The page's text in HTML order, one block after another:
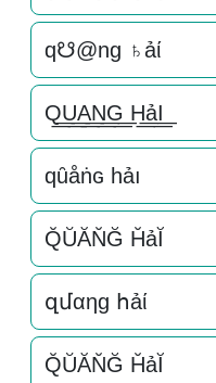
q☋@ng ♄ảί
Q͟͟U͟͟A͟͟N͟͟G͟͟ H͟͟ảI͟͟
qȗåṅɢ һảı
Q̆ŬĂN̆Ğ H̆ảĬ
զմαηɡ հảί
Q̆ŬĂN̆Ğ H̆ảĬ